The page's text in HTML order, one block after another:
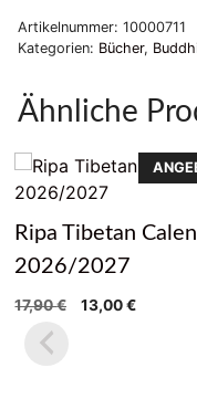
Artikelnummer: 10000711
Kategorien: Bücher,
Ähnliche
Ripa Tibetan
2026/2027
17,90€
Ursprünglicher
13,00€Aktueller